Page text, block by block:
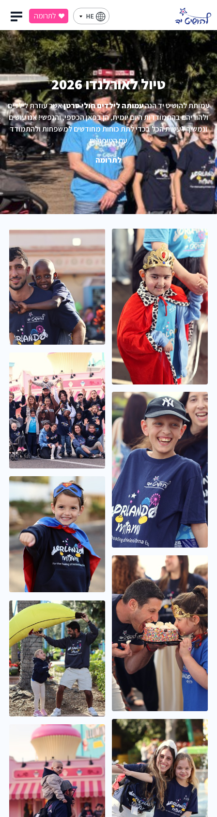
HE לתרומה
טיול לאורלנדו 2026
עמותת להושיט יד הנהעמותה לילדים חולי סרטןאשר עוזרת לילדים
ולהוריהם בהתמודדות היום יומית, הן בפאן הכספי, והנפשי! אנו עושים
ונמשיך לעשות הכל בכדי לתת כוחות מחודשים למשפחות ולהתמודד
עם הטיפולים
לתרומה